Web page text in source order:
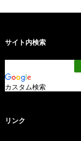
サイト内検索
カスタム検索
リンク